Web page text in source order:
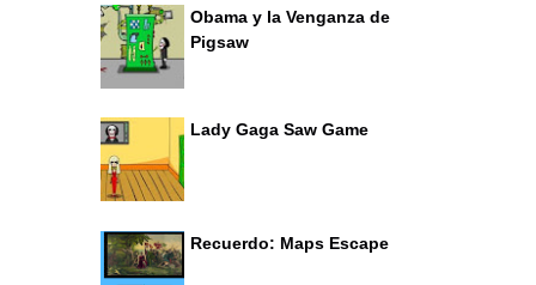
Obama y la Venganza de
Pigsaw
Lady Gaga Saw Game
Recuerdo: Maps Escape